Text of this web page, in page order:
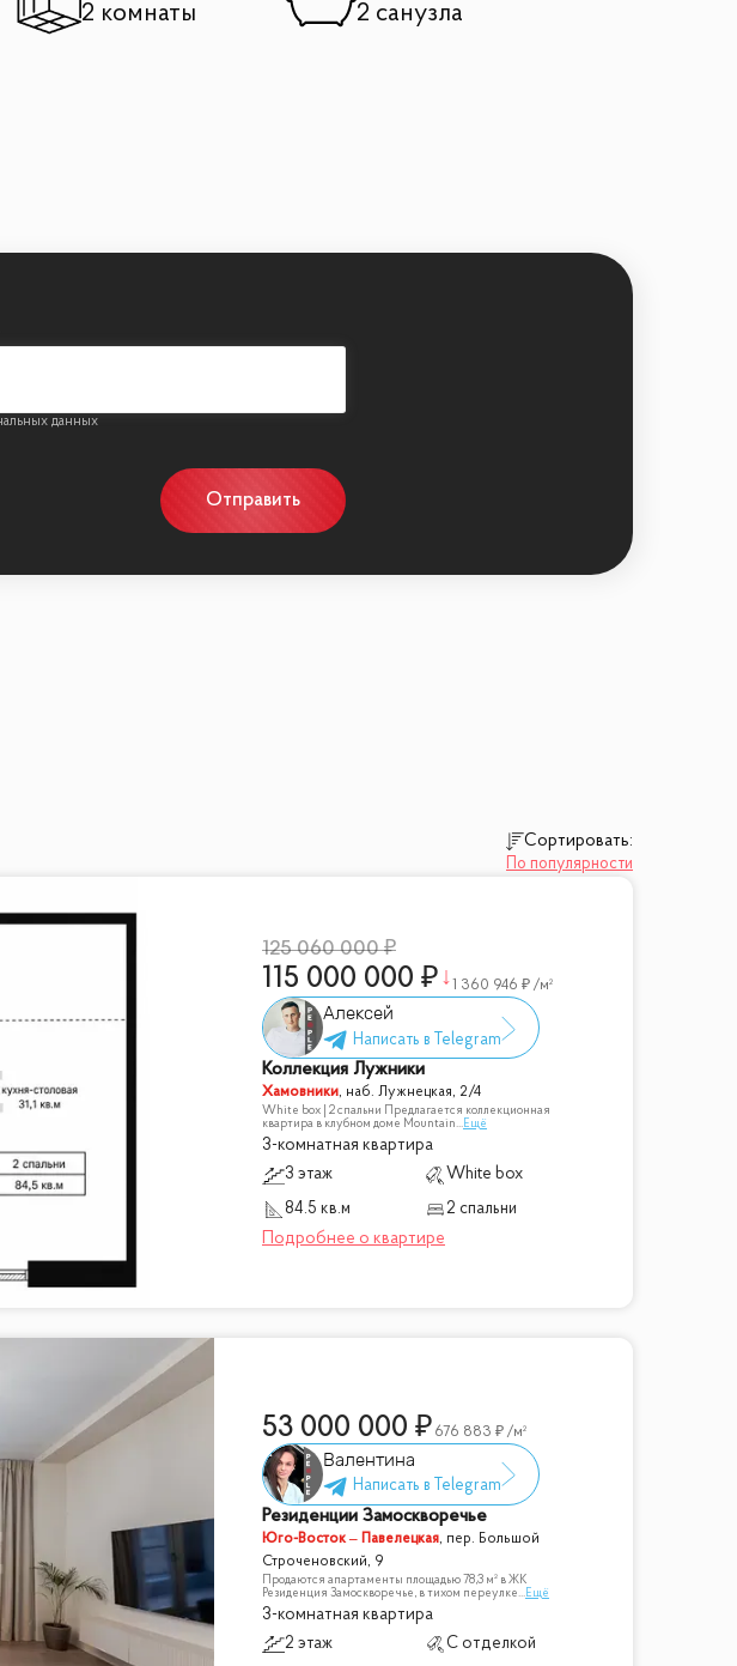
2 комнаты 2 санузла
Отправить
Сортировать:
По популярности
125 060 000
115 000 000 1 360 946 /м²
Алексей
Коллекция Лужники
Хамовники, наб. Лужнецкая, 2/4
White box | 2 спальни Предлагается коллекционная
квартира в клубном доме Mountain...Ещё
3-комнатная квартира
3 этаж
White box
84.5 кв.м
2 спальни
53 000 000 676 883 /м²
Валентина
Резиденции Замоскворечье
Юго-Восток – Павелецкая, пер. Большой
Строченовский, 9
Продаются апартаменты площадью 78,3 м² в ЖК
Резиденция Замоскворечье, в тихом переулке...Ещё
3-комнатная квартира
2 этаж
С отделкой